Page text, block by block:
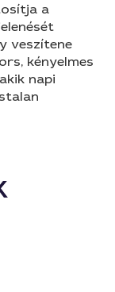
a
veszítene
kényelmes
napi